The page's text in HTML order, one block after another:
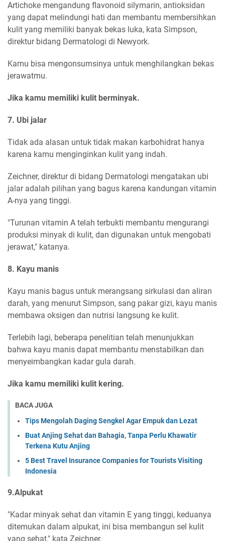
Artichoke mengandung flavonoid silymarin, antioksidan
yang dapat melindungi hati dan membantu membersihkan
kulit yang memiliki banyak bekas luka, kata Simpson,
direktur bidang Dermatologi di Newyork.
Kamu bisa mengonsumsinya untuk menghilangkan bekas
jerawatmu.
Jika kamu memiliki kulit berminyak.
7. Ubi jalar
Tidak ada alasan untuk tidak makan karbohidrat hanya
karena kamu menginginkan kulit yang indah.
Zeichner, direktur di bidang Dermatologi mengatakan ubi
jalar adalah pilihan yang bagus karena kandungan vitamin
A-nya yang tinggi.
"Turunan vitamin A telah terbukti membantu mengurangi
produksi minyak di kulit, dan digunakan untuk mengobati
jerawat," katanya.
8. Kayu manis
Kayu manis bagus untuk merangsang sirkulasi dan aliran
darah, yang menurut Simpson, sang pakar gizi, kayu manis
membawa oksigen dan nutrisi langsung ke kulit.
Terlebih lagi, beberapa penelitian telah menunjukkan
bahwa kayu manis dapat membantu menstabilkan dan
menyeimbangkan kadar gula darah.
Jika kamu memiliki kulit kering.
BACA JUGA
Tips Mengolah Daging Sengkel Agar Empuk dan Lezat
Buat Anjing Sehat dan Bahagia, Tanpa Perlu Khawatir
Terkena Kutu Anjing
5 Best Travel Insurance Companies for Tourists Visiting
Indonesia
9.Alpukat
"Kadar minyak sehat dan vitamin E yang tinggi, keduanya
ditemukan dalam alpukat, ini bisa membangun sel kulit
yang sehat," kata Zeichner.